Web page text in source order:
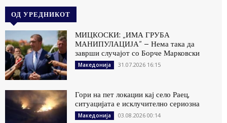
ОД УРЕДНИКОТ
МИЦКОСКИ: „ИМА ГРУБА
МАНИПУЛАЦИЈА“ – Нема така да
заврши случајот со Борче Марковски
Македонија 31.07.2026 16:15
Гори на пет локации кај село Раец,
ситуацијата е исклучително сериозна
Македонија 03.08.2026 00:14